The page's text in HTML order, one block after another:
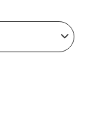
BELTED